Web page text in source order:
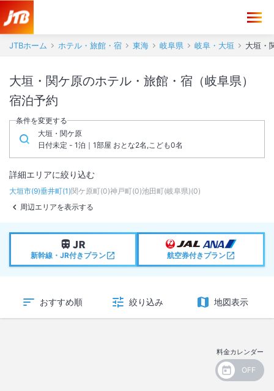
JTBホーム ホテル・旅館・宿 東海 岐阜県 岐阜・大垣 大垣・
大垣・関ケ原のホテル・旅館・宿（岐阜県）
宿泊予約
条件を変更する
大垣・関ケ原
日付未定 - 1泊｜1部屋 おとな2名,こども0名
詳細エリアに絞り込む
大垣市(9)垂井町(1)関ケ原町(0)神戸町(0)池田町(岐阜県)(0)
周辺エリアを表示する
新幹線・JR付きプラン 航空券付きプラン
おすすめ順 絞り込み 地図表示
料金カレンダー